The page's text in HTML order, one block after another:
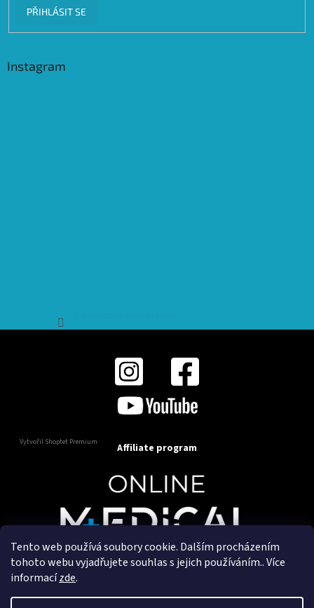
Tento web používá soubory cookie. Dalším procházením
tohoto webu vyjadřujete souhlas s jejich používáním.. Více
informacízde.
PŘIHLÁSIT SE
Instagram
Vytvořil Shoptet Premium Affiliate program
Copyright 2025OnlineMedical.cz. Všechna práva
Vytvořil a marketingově zajišťuje